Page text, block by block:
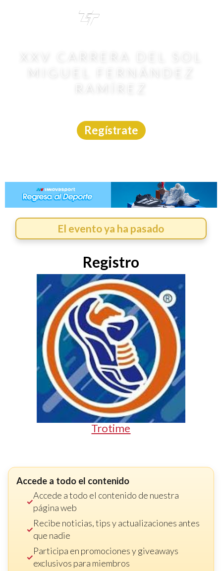
XXV CARRERA DEL SOL
MIGUEL FERNÁNDEZ
RAMÍREZ
Regístrate
El evento ya ha pasado
Registro
Trotime
Accede a todo el contenido
Accede a todo el contenido de nuestra
página web
Recibe noticias, tips y actualizaciones antes
que nadie
Participa en promociones y giveaways
exclusivos para miembros